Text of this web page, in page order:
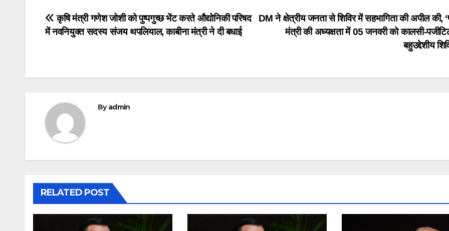
Post
navigation
DM ने क्षेत्रीय जनता से शिविर में सहभागिता की अपील की,
मंत्री की अध्यक्षता में 05 जनवरी को कालसी-
बहुउद्देशीय
कृषि मंत्री गणेश जोशी को पुष्पगुच्छ भेंट करते औद्योनिकी परिषद
में नवनियुक्त सदस्य संजय थपलियाल, काबीना मंत्री ने दी बधाई
Byadmin
RELATED POST